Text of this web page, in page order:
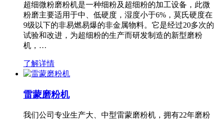
超细微粉磨粉机是一种细粉及超细粉的加工设备，此微
粉磨主要适用于中、低硬度，湿度小于6%，莫氏硬度在
9级以下的非易燃易爆的非金属物料。它是经过20多次的
试验和改进，为超细粉的生产而研发制造的新型磨粉
机，…
了解详情
雷蒙磨粉机
我们公司专业生产大、中型雷蒙磨粉机，拥有22年磨粉